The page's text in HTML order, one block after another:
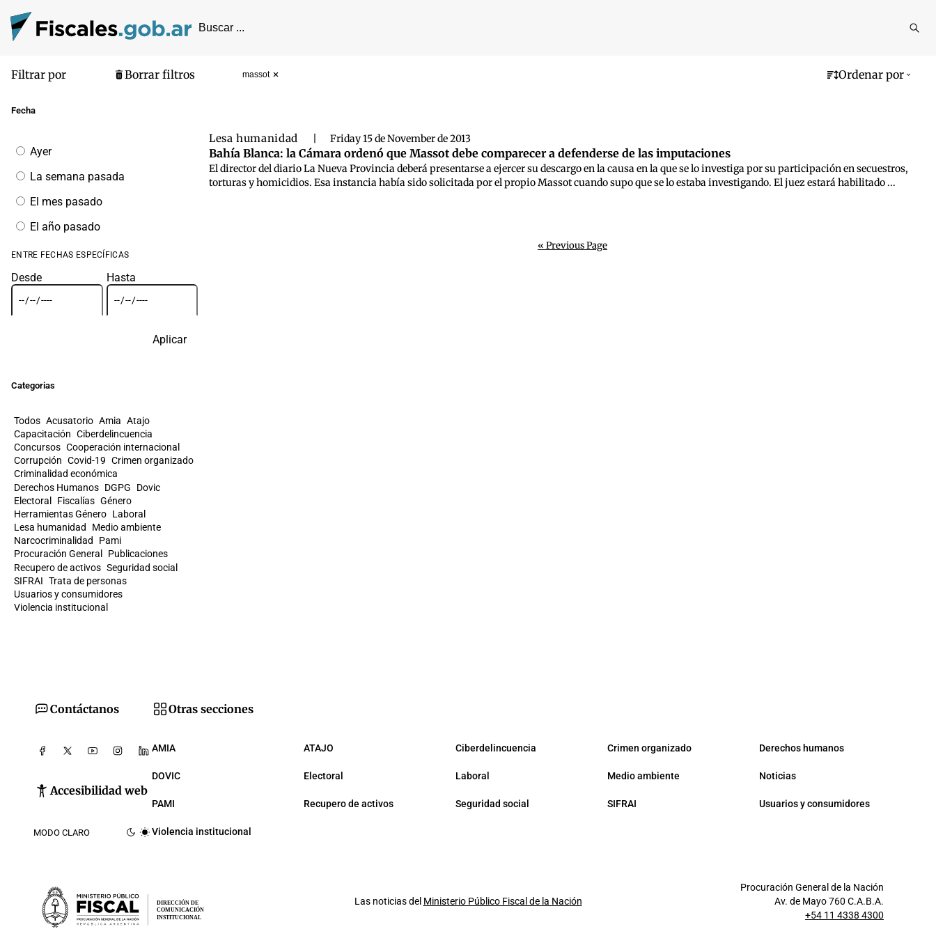
Filtrar por Borrar filtros massot Ordenar por
Fecha
Filtrar
por
fecha
Ayer
La semana pasada
El mes pasado
El año pasado
ENTRE FECHAS ESPECÍFICAS
Desde Hasta
Aplicar
Categorias
Todos Acusatorio Amia Atajo
Capacitación Ciberdelincuencia
Concursos Cooperación internacional
Corrupción Covid-19 Crimen organizado
Criminalidad económica
Derechos Humanos DGPG
Dovic
Electoral
Fiscalías Género
Herramientas Género Laboral
Lesa humanidad
Medio ambiente
Narcocriminalidad
Pami
Procuración General
Publicaciones
Recupero de activos Seguridad social
SIFRAI Trata de personas
Usuarios y consumidores
Violencia institucional
Lesa humanidad Friday 15 de November de 2013
Bahía Blanca: la Cámara ordenó que Massot debe comparecer a defenderse de las imputaciones
El director del diario La Nueva Provincia deberá presentarse a ejercer su descargo en la causa en la que se lo investiga por su participación en secuestros,
torturas y homicidios. Esa instancia había sido solicitada por el propio Massot cuando supo que se lo estaba investigando. El juez estará habilitado ...
« Previous Page
Contáctanos
Accesibilidad web
MODO CLARO
Otras secciones
AMIA ATAJO Ciberdelincuencia Crimen organizado Derechos humanos
DOVIC Electoral Laboral Medio ambiente Noticias
PAMI Recupero de activos Seguridad social SIFRAI Usuarios y consumidores
Violencia institucional
DIRECCIÓN DE
COMUNICACIÓN
INSTITUCIONAL
Las noticias del Ministerio Público Fiscal de la Nación
Procuración General de la Nación
Av. de Mayo 760 C.A.B.A.
+54 11 4338 4300